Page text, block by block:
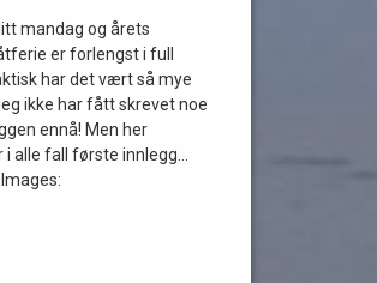
mandag og årets
er forlengst i full
har det vært så mye
ikke har fått skrevet noe
ennå! Men her
alle fall første innlegg…